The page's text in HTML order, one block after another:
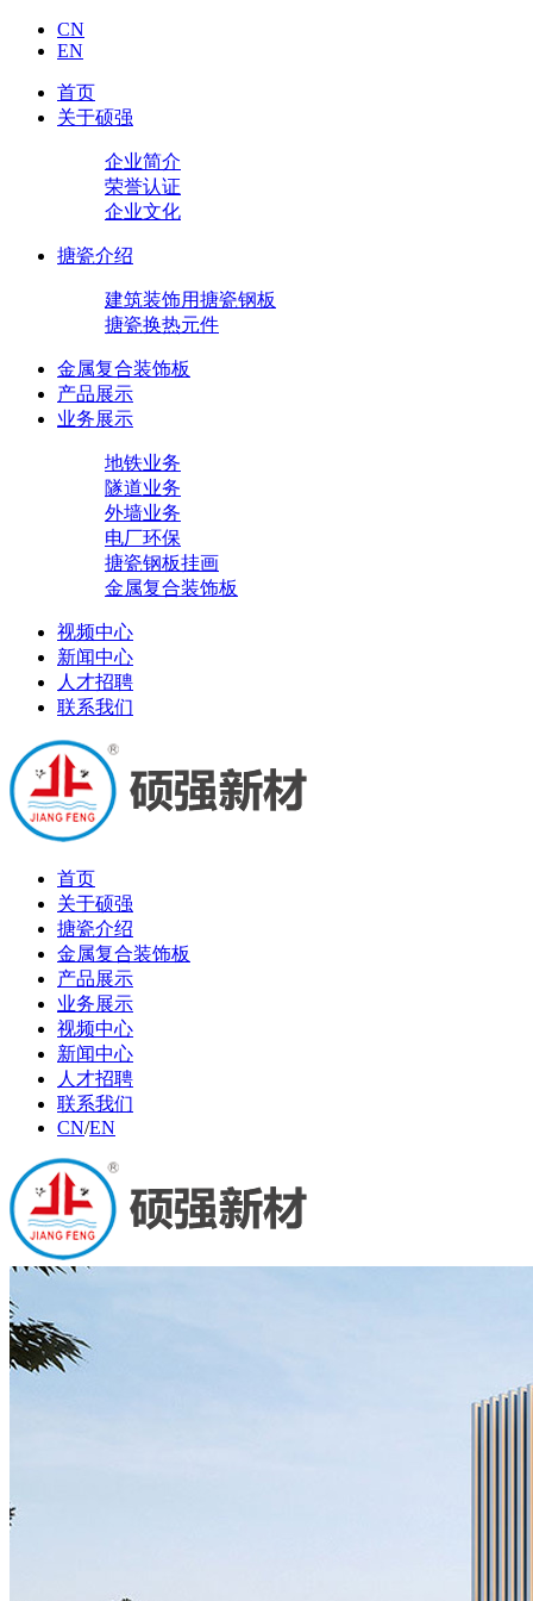
CN
EN
首页
关于硕强
企业简介
荣誉认证
企业文化
搪瓷介绍
建筑装饰用搪瓷钢板
搪瓷换热元件
金属复合装饰板
产品展示
业务展示
地铁业务
隧道业务
外墙业务
电厂环保
搪瓷钢板挂画
金属复合装饰板
视频中心
新闻中心
人才招聘
联系我们
首页
关于硕强
搪瓷介绍
金属复合装饰板
产品展示
业务展示
视频中心
新闻中心
人才招聘
联系我们
CN/EN